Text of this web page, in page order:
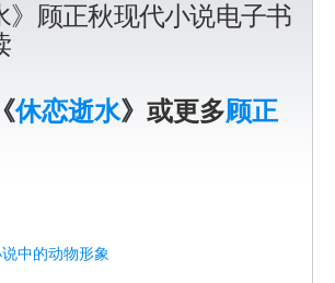
》顾正秋现代小说电子书
休恋逝水》或更多顾正
说中的动物形象